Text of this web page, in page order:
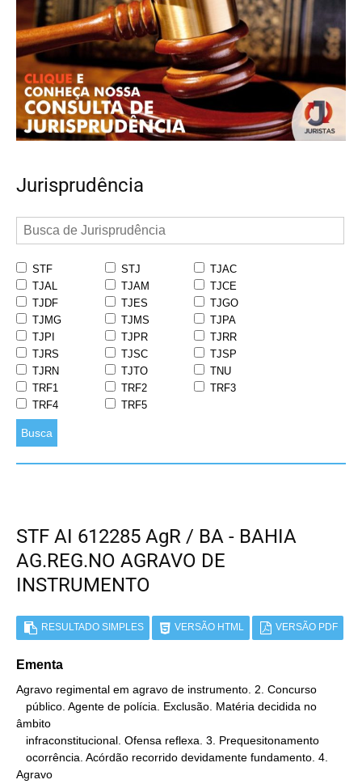
Jurisprudência
STF STJ
TJAC
TJAL
TJAM
TJCE
TJDF
TJES
TJGO
TJMG
TJMS
TJPA
TJPI
TJPR
TJRR
TJRS
TJSC
TJSP
TJRN
TJTO
TNU
TRF1
TRF2
TRF3
TRF4
TRF5
Busca
STF AI 612285 AgR / BA - BAHIA
AG.REG.NO AGRAVO DE
INSTRUMENTO
RESULTADO SIMPLES VERSÃO HTML VERSÃO PDF
Ementa
Agravo regimental em agravo de instrumento. 2. Concurso
âmbito
Agravo